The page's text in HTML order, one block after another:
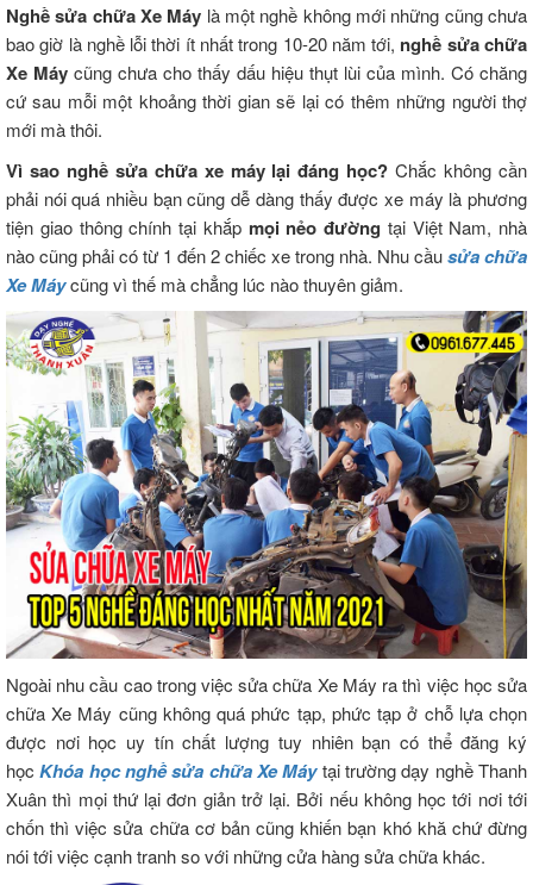
Nghề sửa chữa Xe Máy là một nghề không mới những cũng chưa
bao giờ là nghề lỗi thời ít nhất trong 10-20 năm tới, nghề sửa chữa
Xe Máy cũng chưa cho thấy dấu hiệu thụt lùi của mình. Có chăng
cứ sau mỗi một khoảng thời gian sẽ lại có thêm những người thợ
mới mà thôi.
Vì sao nghề sửa chữa xe máy lại đáng học? Chắc không cần
phải nói quá nhiều bạn cũng dễ dàng thấy được xe máy là phương
tiện giao thông chính tại khắp mọi nẻo đường tại Việt Nam, nhà
nào cũng phải có từ 1 đến 2 chiếc xe trong nhà. Nhu cầusửa chữa
Xe Máycũng vì thế mà chẳng lúc nào thuyên giảm.
Ngoài nhu cầu cao trong việc sửa chữa Xe Máy ra thì việc học sửa
chữa Xe Máy cũng không quá phức tạp, phức tạp ở chỗ lựa chọn
được nơi học uy tín chất lượng tuy nhiên bạn có thể đăng ký
họcKhóa học nghề sửa chữa Xe Máytại trường dạy nghề Thanh
Xuân thì mọi thứ lại đơn giản trở lại. Bởi nếu không học tới nơi tới
chốn thì việc sửa chữa cơ bản cũng khiến bạn khó khă chứ đừng
nói tới việc cạnh tranh so với những cửa hàng sửa chữa khác.